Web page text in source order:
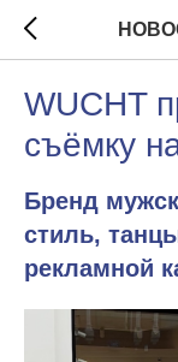
WUCHT
съёмку
Бренд
стиль,
рекламной